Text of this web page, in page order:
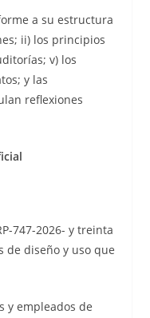
a su estructura
ii) los principios
v) los
y las
reflexiones
747-2026- y treinta
de diseño y uso que
y empleados de